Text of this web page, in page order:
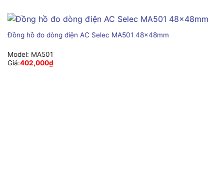
Đồng hồ đo dòng điện AC Selec MA501 48x48mm
Model: MA501
Giá:402,000₫